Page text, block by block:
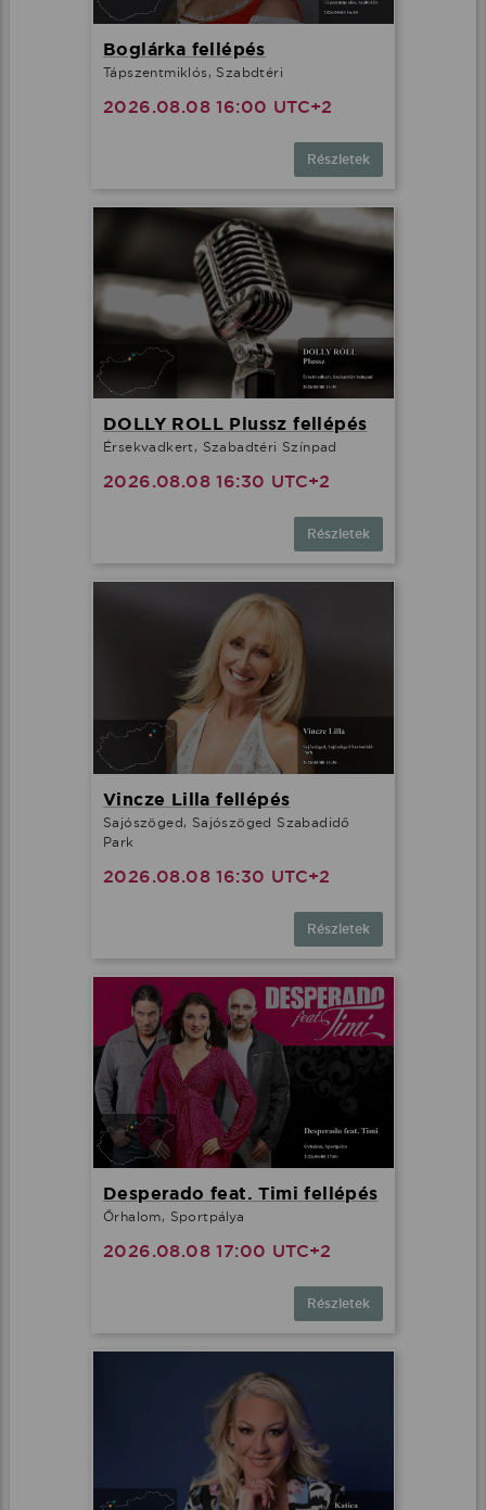
Boglárka fellépés
Tápszentmiklós, Szabdtéri
2026.08.08 16:00 UTC+2
Részletek
DOLLY ROLL Plussz fellépés
Érsekvadkert, Szabadtéri Színpad
2026.08.08 16:30 UTC+2
Részletek
Vincze Lilla fellépés
Sajószöged, Sajószöged Szabadidő
Park
2026.08.08 16:30 UTC+2
Részletek
Desperado feat. Timi fellépés
Őrhalom, Sportpálya
2026.08.08 17:00 UTC+2
Részletek